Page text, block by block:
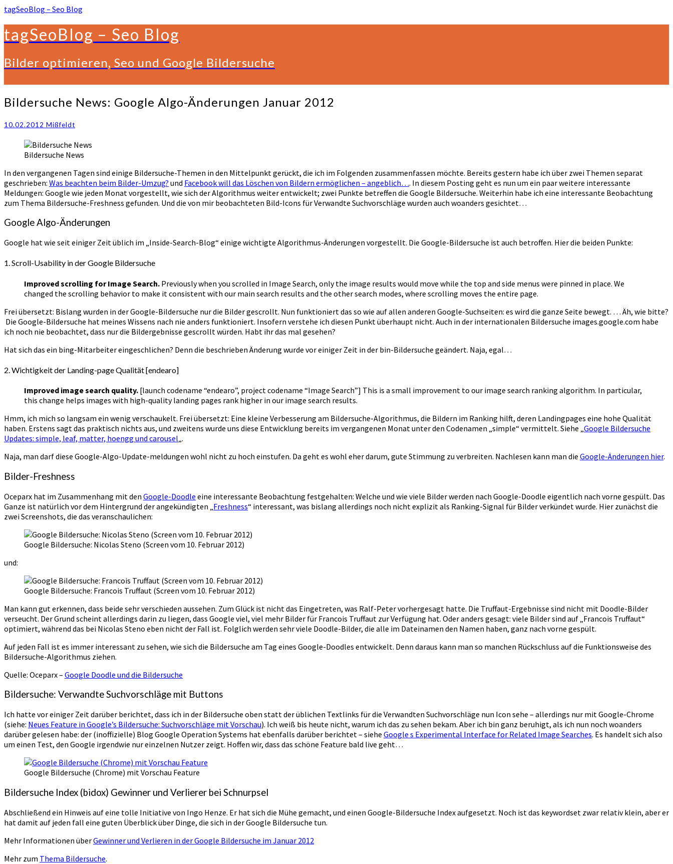
tagSeoBlog – Seo Blog
tagSeoBlog – Seo Blog
Bilder optimieren, Seo und Google Bildersuche
Bildersuche
News:
Algo-
Änderungen
Januar
Bildersuche News: Google Algo-Änderungen Januar 2012
10.02.2012 Mißfeldt
Bildersuche News
In den vergangenen Tagen sind einige Bildersuche-Themen in den Mittelpunkt gerückt, die ich im Folgenden zusammenfassen möchte. Bereits gestern habe ich über zwei Themen separat
geschrieben: Was beachten beim Bilder-Umzug? und Facebook will das Löschen von Bildern ermöglichen – angeblich…. In diesem Posting geht es nun um ein paar weitere interessante
Meldungen: Google wie jeden Monat vorgestellt, wie sich der Algorithmus weiter entwickelt; zwei Punkte betreffen die Google Bildersuche. Weiterhin habe ich eine interessante Beobachtung
zum Thema Bildersuche-Freshness gefunden. Und die von mir beobachteten Bild-Icons für Verwandte Suchvorschläge wurden auch woanders gesichtet…
Google Algo-Änderungen
Google hat wie seit einiger Zeit üblich im „Inside-Search-Blog“ einige wichtigte Algorithmus-Änderungen vorgestellt. Die Google-Bildersuche ist auch betroffen. Hier die beiden Punkte:
1. Scroll-Usability in der Google Bildersuche
Improved scrolling for Image Search. Previously when you scrolled in Image Search, only the image results would move while the top and side menus were pinned in place. We
changed the scrolling behavior to make it consistent with our main search results and the other search modes, where scrolling moves the entire page.
Frei übersetzt: Bislang wurden in der Google-Bildersuche nur die Bilder gescrollt. Nun funktioniert das so wie auf allen anderen Google-Suchseiten: es wird die ganze Seite bewegt. … Äh, wie bitte?
Die Google-Bildersuche hat meines Wissens nach nie anders funktioniert. Insofern verstehe ich diesen Punkt überhaupt nicht. Auch in der internationalen Bildersuche images.google.com habe
ich noch nie beobachtet, dass nur die Bildergebnisse gescrollt würden. Habt ihr das mal gesehen?
Hat sich das ein bing-Mitarbeiter eingeschlichen? Denn die beschrieben Änderung wurde vor einiger Zeit in der bin-Bildersuche geändert. Naja, egal…
2. Wichtigkeit der Landing-page Qualität [endearo]
Improved image search quality. [launch codename “endearo”, project codename “Image Search”] This is a small improvement to our image search ranking algorithm. In particular,
this change helps images with high-quality landing pages rank higher in our image search results.
Hmm, ich mich so langsam ein wenig verschaukelt. Frei übersetzt: Eine kleine Verbesserung am Bildersuche-Algorithmus, die Bildern im Ranking hilft, deren Landingpages eine hohe Qualität
haben. Erstens sagt das praktisch nichts aus, und zweitens wurde uns diese Entwicklung bereits im vergangenen Monat unter den Codenamen „simple“ vermittelt. Siehe „Google Bildersuche
Updates: simple, leaf, matter, hoengg und carousel„.
Naja, man darf diese Google-Algo-Update-meldungen wohl nicht zu hoch einstufen. Da geht es wohl eher darum, gute Stimmung zu verbreiten. Nachlesen kann man die Google-Änderungen hier.
Bilder-Freshness
Oceparx hat im Zusammenhang mit den Google-Doodle eine interessante Beobachtung festgehalten: Welche und wie viele Bilder werden nach Google-Doodle eigentlich nach vorne gespült. Das
Ganze ist natürlich vor dem Hintergrund der angekündigten „ Freshness“ interessant, was bislang allerdings noch nicht explizit als Ranking-Signal für Bilder verkündet wurde. Hier zunächst die
zwei Screenshots, die das veranschaulichen:
Google Bildersuche: Nicolas Steno (Screen vom 10. Februar 2012)
und:
Google Bildersuche: Francois Truffaut (Screen vom 10. Februar 2012)
Man kann gut erkennen, dass beide sehr verschieden aussehen. Zum Glück ist nicht das Eingetreten, was Ralf-Peter vorhergesagt hatte. Die Truffaut-Ergebnisse sind nicht mit Doodle-Bilder
verseucht. Der Grund scheint allerdings darin zu liegen, dass Google viel, viel mehr Bilder für Francois Truffaut zur Verfügung hat. Oder anders gesagt: viele Bilder sind auf „Francois Truffaut“
optimiert, während das bei Nicolas Steno eben nicht der Fall ist. Folglich werden sehr viele Doodle-Bilder, die alle im Dateinamen den Namen haben, ganz nach vorne gespült.
Auf jeden Fall ist es immer interessant zu sehen, wie sich die Bildersuche am Tag eines Google-Doodles entwickelt. Denn daraus kann man so manchen Rückschluss auf die Funktionsweise des
Bildersuche-Algorithmus ziehen.
Quelle: Oceparx – Google Doodle und die Bildersuche
Bildersuche: Verwandte Suchvorschläge mit Buttons
Ich hatte vor einiger Zeit darüber berichtet, dass ich in der Bildersuche oben statt der üblichen Textlinks für die Verwandten Suchvorschläge nun Icon sehe – allerdings nur mit Google-Chrome
(siehe: Neues Feature in Google’s Bildersuche: Suchvorschläge mit Vorschau). Ich weiß bis heute nicht, warum ich das zu sehen bekam. Aber ich bin ganz beruhigt, als ich nun noch woanders
darüber gelesen habe: der (inoffizielle) Blog Google Operation Systems hat ebenfalls darüber berichtet – siehe Google s Experimental Interface for Related Image Searches. Es handelt sich also
um einen Test, den Google irgendwie nur einzelnen Nutzer zeigt. Hoffen wir, dass das schöne Feature bald live geht…
Google Bildersuche (Chrome) mit Vorschau Feature
Bildersuche Index (bidox) Gewinner und Verlierer bei Schnurpsel
Abschließend ein Hinweis auf eine tolle Initiative von Ingo Henze. Er hat sich die Mühe gemacht, und einen Google-Bildersuche Index aufgesetzt. Noch ist das keywordset zwar relativ klein, aber er
hat damit auf jeden fall eine guten Überblick über Dinge, die sich in der Google Bildersuche tun.
Mehr Informationen überGewinner und Verlieren in der Google Bildersuche im Januar 2012
Mehr zum Thema Bildersuche.